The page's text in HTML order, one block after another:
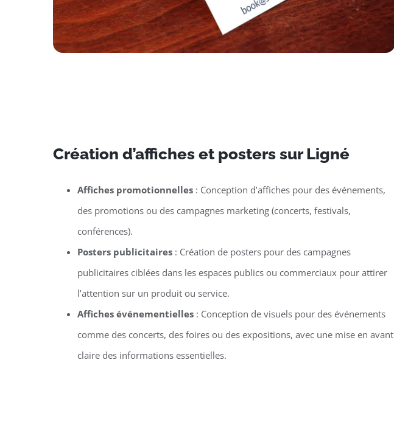
Création d’affiches et posters sur Ligné
Affiches promotionnelles: Conception d’affiches pour des événements,
des promotions ou des campagnes marketing (concerts, festivals,
conférences).
Posters publicitaires: Création de posters pour des campagnes
publicitaires ciblées dans les espaces publics ou commerciaux pour attirer
l’attention sur un produit ou service.
Affiches événementielles: Conception de visuels pour des événements
comme des concerts, des foires ou des expositions, avec une mise en avant
claire des informations essentielles.